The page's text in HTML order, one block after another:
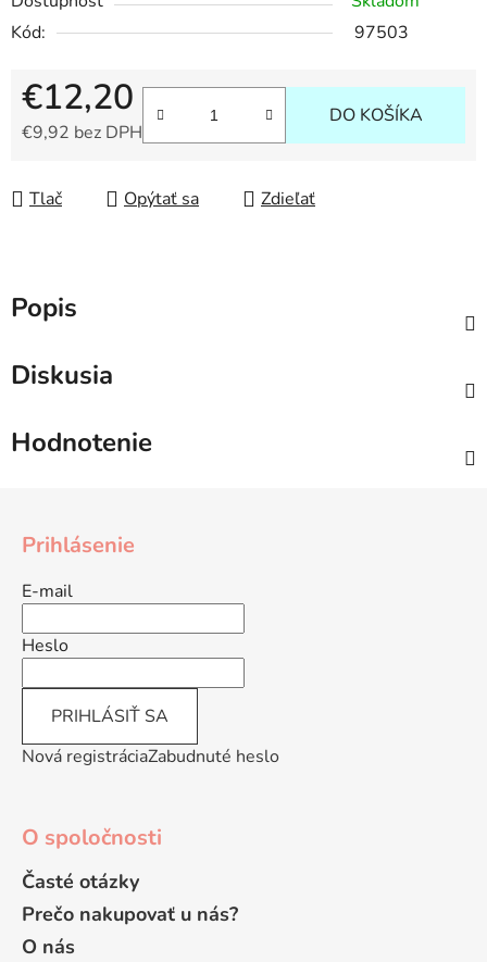
Kód:
97503
€12,20
€9,92 bez DPH
DO KOŠÍKA
Tlač Opýtať sa Zdieľať
Popis
Diskusia
Hodnotenie
Prihlásenie
E-mail
Heslo
PRIHLÁSIŤ SA
Nová registráciaZabudnuté heslo
O spoločnosti
Časté otázky
Prečo nakupovať u nás?
O nás